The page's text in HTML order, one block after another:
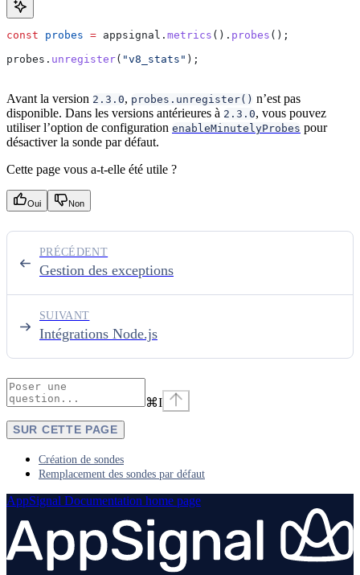
const probes = appsignal . metrics (). probes ();
probes . unregister( "v8_stats" );
Avant la version 2.3.0, probes.unregister() n’est pas
disponible. Dans les versions antérieures à 2.3.0, vous pouvez
utiliser l’option de configuration enableMinutelyProbes pour
désactiver la sonde par défaut.
Cette page vous a-t-elle été utile ?
Oui Non
Gestion des exceptions
PRÉCÉDENT
Intégrations Node.js
SUIVANT
⌘I
SUR CETTE PAGE
Création de sondes
Remplacement des sondes par défaut
AppSignal Documentation home page